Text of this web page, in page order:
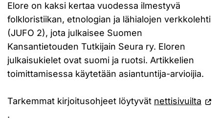
Elore on kaksi kertaa vuodessa ilmestyvä
folkloristiikan, etnologian ja lähialojen verkkolehti
(JUFO 2), jota julkaisee Suomen
Kansantietouden Tutkijain Seura ry. Eloren
julkaisukielet ovat suomi ja ruotsi. Artikkelien
toimittamisessa käytetään asiantuntija-arvioijia.
Tarkemmat kirjoitusohjeet löytyvät nettisivuilta
.